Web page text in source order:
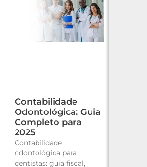
Contabilidade
Odontológica: Guia
Completo para
2025
Contabilidade
odontológica para
dentistas: guia fiscal,